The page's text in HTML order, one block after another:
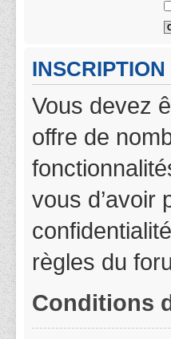
INSCRIPTION
Vous devez
offre de
vous d’avoir
règles du
Conditions